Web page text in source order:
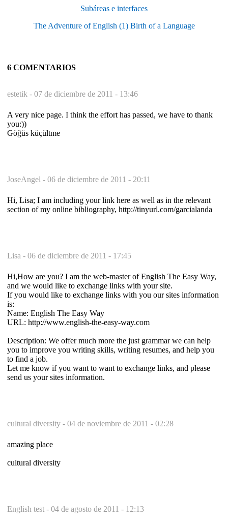
Subáreas e interfaces
The Adventure of English (1) Birth of a Language
6 COMENTARIOS
estetik - 07 de diciembre de 2011 - 13:46
A very nice page. I think the effort has passed, we have to thank
you:))
Göğüs küçültme
JoseAngel - 06 de diciembre de 2011 - 20:11
Hi, Lisa; I am including your link here as well as in the relevant
section of my online bibliography, http://tinyurl.com/garcialanda
Lisa - 06 de diciembre de 2011 - 17:45
Hi,How are you? I am the web-master of English The Easy Way,
and we would like to exchange links with your site.
If you would like to exchange links with you our sites information
is:
Name: English The Easy Way
URL: http://www.english-the-easy-way.com
Description: We offer much more the just grammar we can help
you to improve you writing skills, writing resumes, and help you
to find a job.
Let me know if you want to want to exchange links, and please
send us your sites information.
cultural diversity - 04 de noviembre de 2011 - 02:28
amazing place
cultural diversity
English test - 04 de agosto de 2011 - 12:13